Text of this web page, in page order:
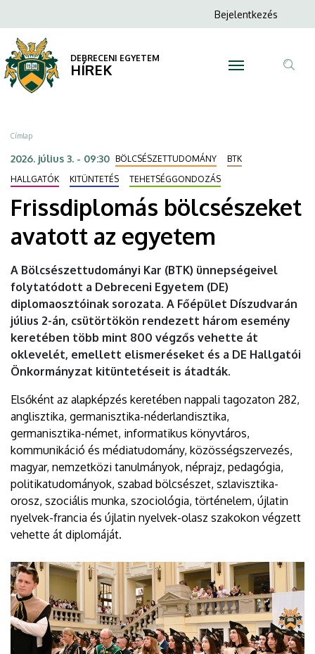
bölcsészeket
avatott
egyetem
DEBRECENI
EGYETEM
a
tartalomra
Anonim
menüje
Bejelentkezés
DEBRECENI EGYETEM
HÍREK
Morzsa
Címlap
2026. július 3. - 09:30 BÖLCSÉSZETTUDOMÁNY
BTK
HALLGATÓK
KITÜNTETÉS TEHETSÉGGONDOZÁS
Frissdiplomás bölcsészeket
avatott az egyetem
A Bölcsészettudományi Kar (BTK) ünnepségeivel
folytatódott a Debreceni Egyetem (DE)
diplomaosztóinak sorozata. A Főépület Díszudvarán
július 2-án, csütörtökön rendezett három esemény
keretében több mint 800 végzős vehette át
oklevelét, emellett elismeréseket és a DE Hallgatói
Önkormányzat kitüntetéseit is átadták.
Elsőként az alapképzés keretében nappali tagozaton 282,
anglisztika, germanisztika-néderlandisztika,
germanisztika-német, informatikus könyvtáros,
kommunikáció és médiatudomány, közösségszervezés,
magyar, nemzetközi tanulmányok, néprajz, pedagógia,
politikatudományok, szabad bölcsészet, szlavisztika-
orosz, szociális munka, szociológia, történelem, újlatin
nyelvek-francia és újlatin nyelvek-olasz szakokon végzett
vehette át diplomáját.